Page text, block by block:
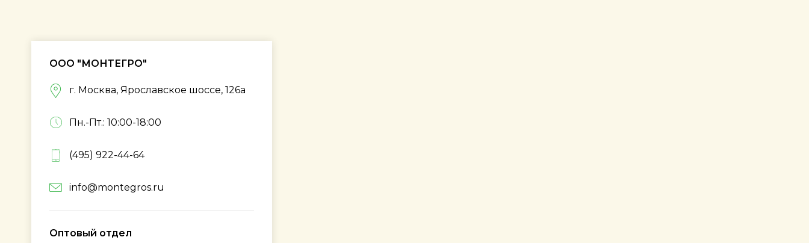
ООО "МОНТЕГРО"
г. Москва, Ярославское шоссе, 126а
Пн.-Пт.: 10:00-18:00
(495) 922-44-64
info@montegros.ru
Оптовый отдел